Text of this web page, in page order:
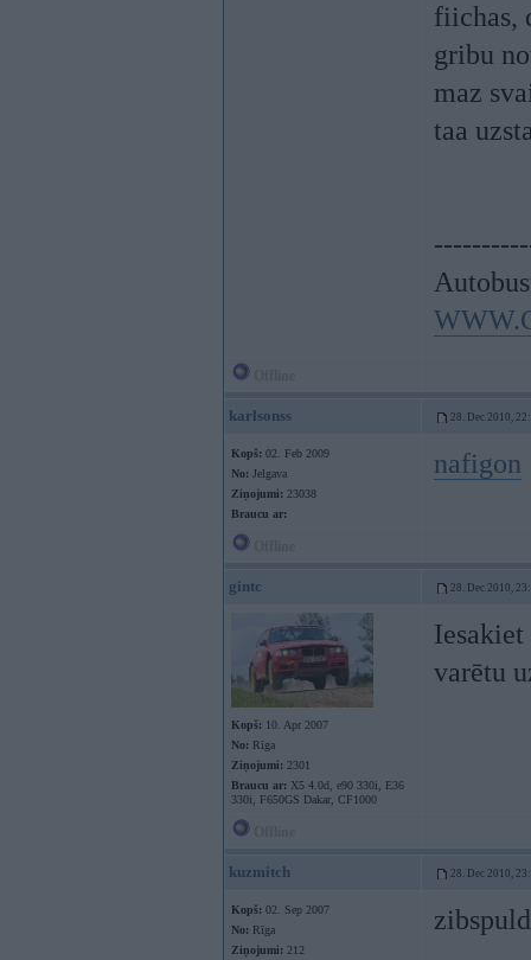
fiichas,
gribu
maz
taa
karlsonss 28. Dec 2010,
Kopš: 02. Feb 2009
No: Jelgava
Ziņojumi: 23038
Braucu ar:
nafigon
gintc 28. Dec 2010,
Kopš: 10. Apr 2007
No: Rīga
Ziņojumi: 2301
Braucu ar: X5 4.0d, e90 330i, E36
330i, F650GS Dakar, CF1000
varētu
kuzmitch 28. Dec 2010,
Kopš: 02. Sep 2007
No: Rīga
Ziņojumi: 212